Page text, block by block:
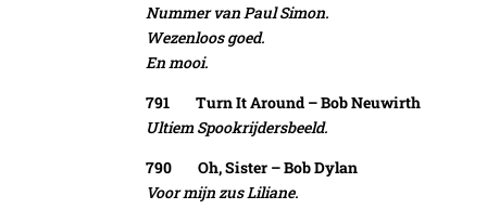
Nummer van Paul Simon.
Wezenloos goed.
En mooi.
791 Turn It Around – Bob Neuwirth
Ultiem Spookrijdersbeeld.
790 Oh, Sister – Bob Dylan
Voor mijn zus Liliane.